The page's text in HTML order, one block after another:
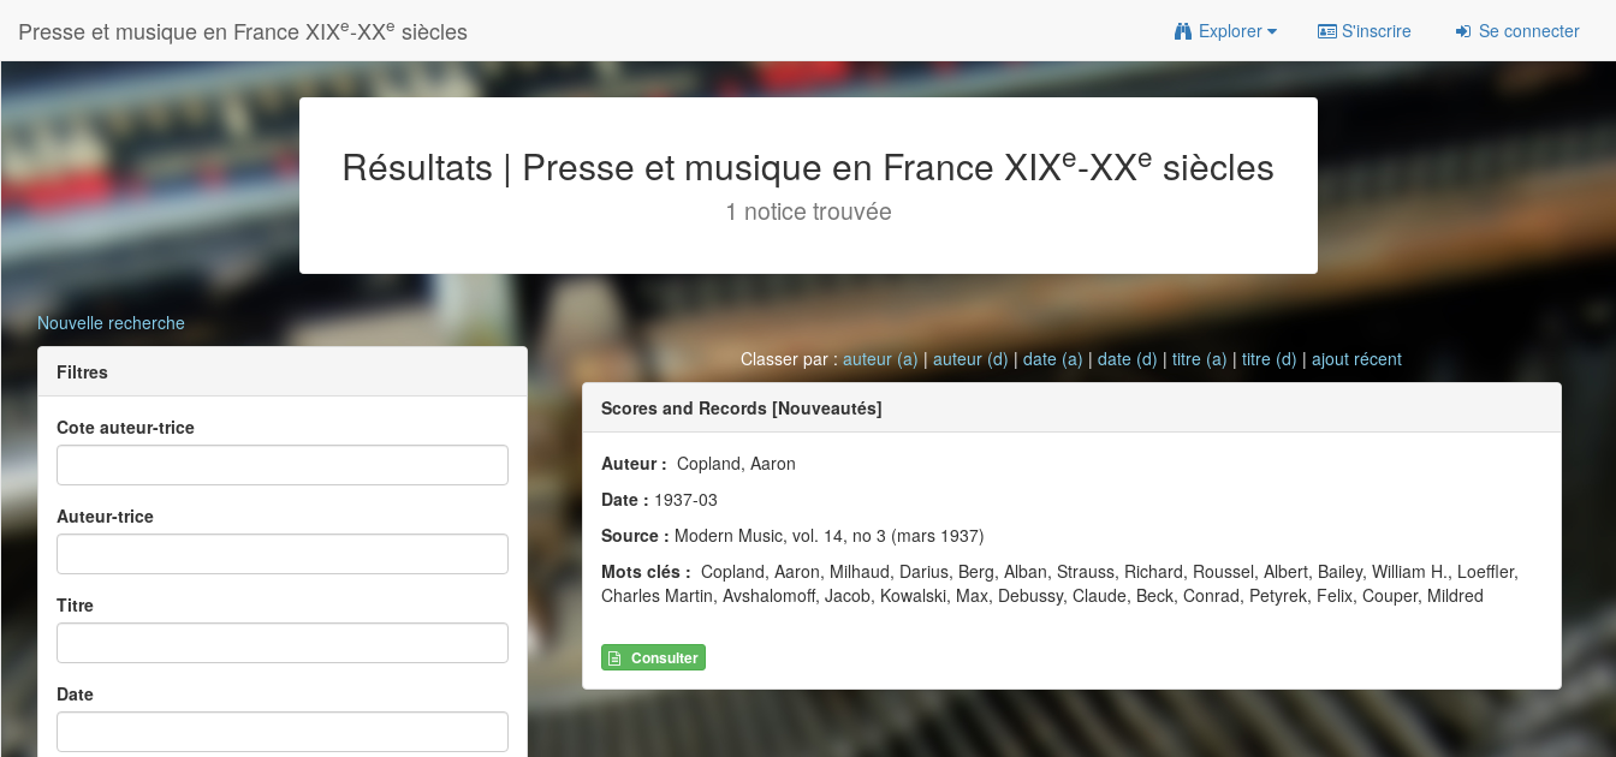
Presse et musique en France XIXe-XXe siècles Explorer S'inscrire Se connecter
Résultats | Presse et musique en France XIXe-XXe siècles
1 notice trouvée
Nouvelle recherche
Filtres
Cote auteur-trice
Auteur-trice
Titre
Date
Classer par :auteur (a)|auteur (d)|date (a) |date (d) |titre (a) |titre (d) |ajout récent
Scores and Records [Nouveautés]
Auteur : Copland, Aaron
Date : 1937-03
Source : Modern Music, vol. 14, no 3 (mars 1937)
Mots clés : Copland, Aaron, Milhaud, Darius, Berg, Alban, Strauss, Richard, Roussel, Albert, Bailey, William H., Loeffler,
Charles Martin, Avshalomoff, Jacob, Kowalski, Max, Debussy, Claude, Beck, Conrad, Petyrek, Felix, Couper, Mildred
Consulter